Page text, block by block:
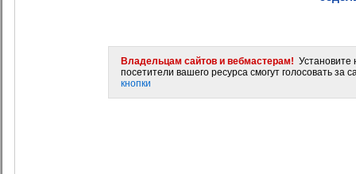
Владельцам сайтов и вебмастерам! Установите
посетители вашего ресурса смогут голосовать за
кнопки